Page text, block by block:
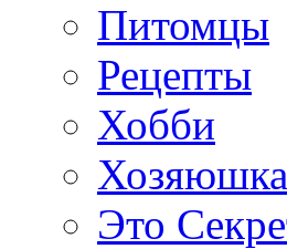
Питомцы
Рецепты
Хобби
Хозяюшка
Это